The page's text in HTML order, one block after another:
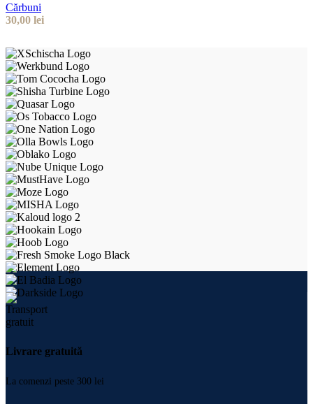
Cărbuni
30,00 lei
Livrare gratuită
La comenzi peste 300 lei